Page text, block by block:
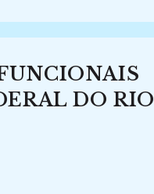
DO RIO